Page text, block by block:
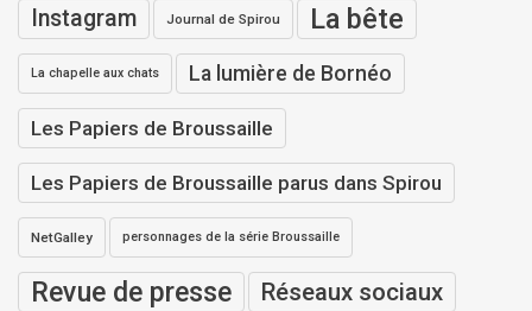
Instagram Journal de Spirou La bête
La chapelle aux chats La lumière de Bornéo
Les Papiers de Broussaille
Les Papiers de Broussaille parus dans Spirou
NetGalley personnages de la série Broussaille
Revue de presse Réseaux sociaux